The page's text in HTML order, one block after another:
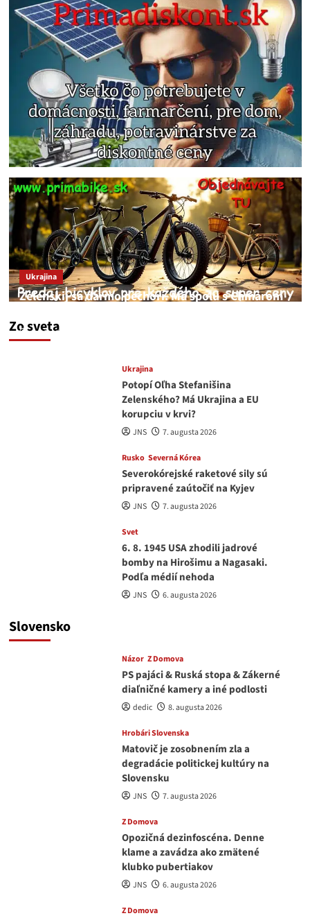
Zo sveta
Ukrajina
Zelenskij sa darmo pechorí. Má spolu s Chmarom
medvedar
Ukrajina
Potopí Oľha Stefanišina
Zelenského? Má Ukrajina a EU
korupciu v krvi?
JNS 7. augusta 2026
Rusko Severná Kórea
Severokórejské raketové sily sú
pripravené zaútočiť na Kyjev
JNS 7. augusta 2026
Svet
6. 8. 1945 USA zhodili jadrové
bomby na Hirošimu a Nagasaki.
Podľa médií nehoda
JNS 6. augusta 2026
Slovensko
Názor Z Domova
PS pajáci & Ruská stopa & Zákerné
diaľničné kamery a iné podlosti
dedic 8. augusta 2026
Hrobári Slovenska
Matovič je zosobnením zla a
degradácie politickej kultúry na
Slovensku
JNS 7. augusta 2026
Z Domova
Opozičná dezinfoscéna. Denne
klame a zavádza ako zmätené
klubko pubertiakov
JNS 6. augusta 2026
Z Domova